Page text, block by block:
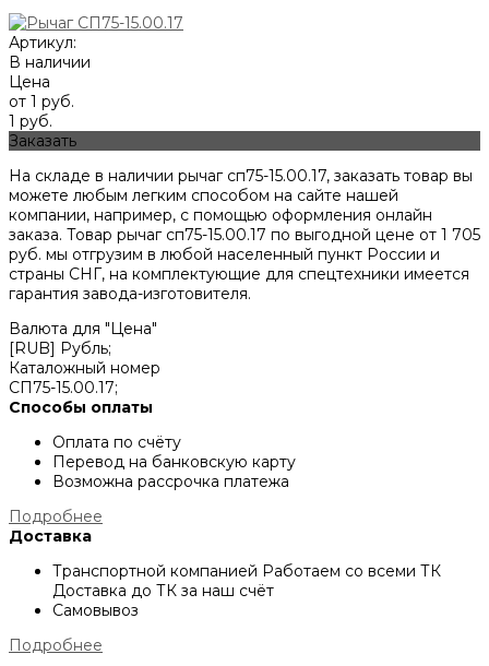
Артикул:
В наличии
Цена
от 1 руб.
1 руб.
Заказать
На складе в наличии рычаг сп75-15.00.17, заказать товар вы
можете любым легким способом на сайте нашей
компании, например, с помощью оформления онлайн
заказа. Товар рычаг сп75-15.00.17 по выгодной цене от 1 705
руб. мы отгрузим в любой населенный пункт России и
страны СНГ, на комплектующие для спецтехники имеется
гарантия завода-изготовителя.
Валюта для "Цена"
[RUB] Рубль;
Каталожный номер
СП75-15.00.17;
Способы оплаты
Оплата по счёту
Перевод на банковскую карту
Возможна рассрочка платежа
Подробнее
Доставка
Транспортной компанией Работаем со всеми ТК
Доставка до ТК за наш счёт
Самовывоз
Подробнее